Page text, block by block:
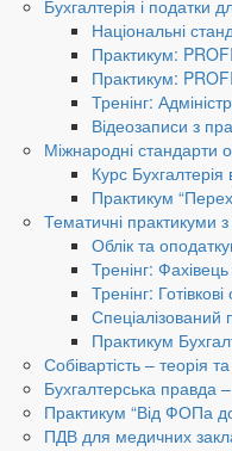
Бухгалтерія і податки
Національні
Практикум:
Практикум:
Тренінг:
Відеозаписи з
Міжнародні стандарти
Курс
Практикум
Тематичні практикуми
Облік та
Тренінг:
Тренінг:
Спеціалізований
Практикум
Собівартість – теорія
Бухгалтерська правда
Практикум “Від ФОПа
ПДВ для медичних